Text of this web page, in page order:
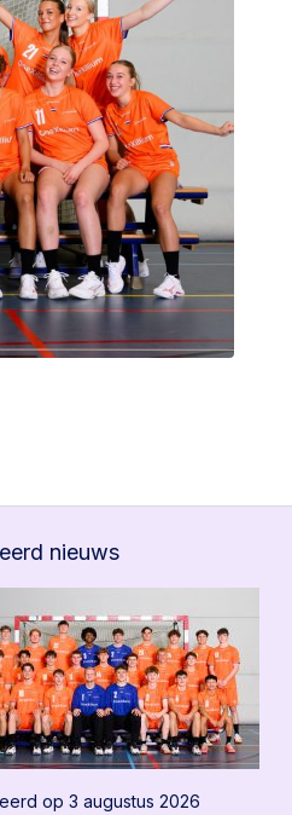
nieuws
op 3 augustus 2026